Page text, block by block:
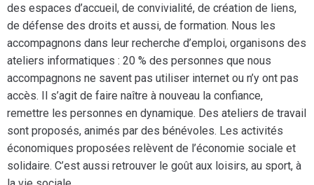
des espaces d’accueil, de convivialité, de création de liens,
de défense des droits et aussi, de formation. Nous les
accompagnons dans leur recherche d’emploi, organisons des
ateliers informatiques : 20 % des personnes que nous
accompagnons ne savent pas utiliser internet ou n’y ont pas
accès. Il s’agit de faire naître à nouveau la confiance,
remettre les personnes en dynamique. Des ateliers de travail
sont proposés, animés par des bénévoles. Les activités
économiques proposées relèvent de l’économie sociale et
solidaire. C’est aussi retrouver le goût aux loisirs, au sport, à